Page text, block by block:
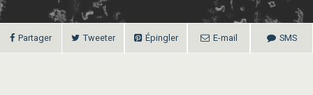
Partager Tweeter Épingler E-mail SMS